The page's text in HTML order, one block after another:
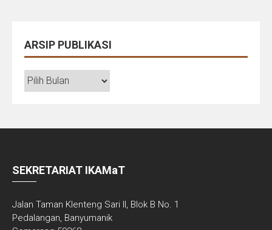
ARSIP PUBLIKASI
ARSIP
PUBLIKASI
SEKRETARIAT IKAMaT
Jalan Taman Klenteng Sari II, Blok B No. 1
Pedalangan, Banyumanik